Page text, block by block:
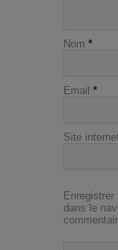
Nom *
Email *
Site internet
dans le